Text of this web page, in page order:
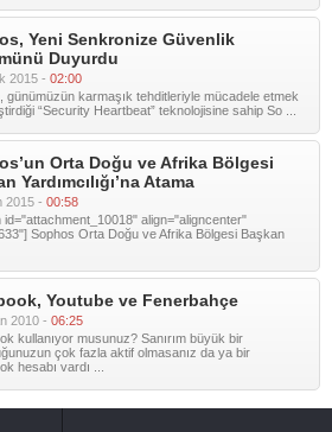
Yeni Senkronize Güvenlik
Duyurdu
2015 - 02:00
günümüzün karmaşık tehditleriyle mücadele etmek
“Security Heartbeat” teknolojisine sahip So ...
Orta Doğu ve Afrika Bölgesi
Yardımcılığı’na Atama
2015 - 00:58
id="attachment_10018" align="aligncenter"
Sophos Orta Doğu ve Afrika Bölgesi Başkan
Youtube ve Fenerbahçe
2010 - 06:25
kullanıyor musunuz? Sanırım büyük bir
çok fazla aktif olmasanız da ya bir
hesabı vardı ...